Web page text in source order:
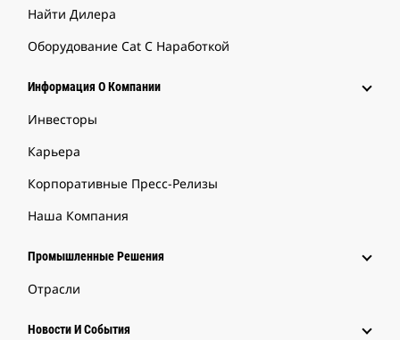
Найти Дилера
Оборудование Cat С Наработкой
Информация О Компании
Инвесторы
Карьера
Корпоративные Пресс-Релизы
Наша Компания
Промышленные Решения
Отрасли
Новости И События